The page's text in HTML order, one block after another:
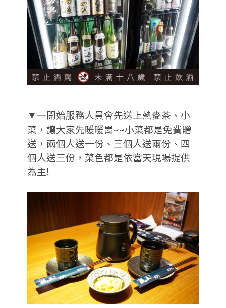
▼一開始服務人員會先送上熱麥茶、小
菜，讓大家先暖暖胃~~小菜都是免費贈
送，兩個人送一份、三個人送兩份、四
個人送三份，菜色都是依當天現場提供
為主!